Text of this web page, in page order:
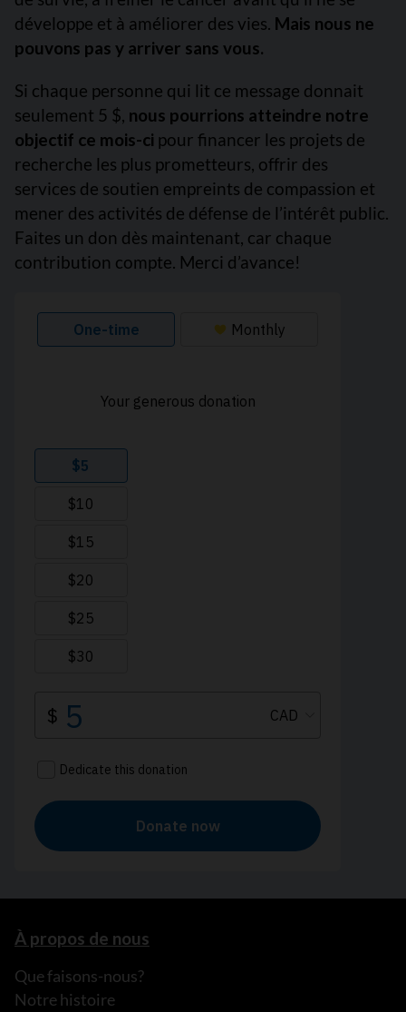
développe et à améliorer des vies. Mais nous ne
pouvons pas y arriver sans vous.
Si chaque personne qui lit ce message donnait
seulement 5 $, nous pourrions atteindre notre
objectif ce mois-ci pour financer les projets de
recherche les plus prometteurs, offrir des
services de soutien empreints de compassion et
mener des activités de défense de l’intérêt public.
Faites un don dès maintenant, car chaque
contribution compte. Merci d’avance!
À propos de nous
Que faisons-nous?
Notre histoire